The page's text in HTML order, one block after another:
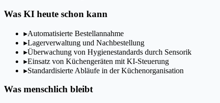
Was KI heute schon kann
▸Automatisierte Bestellannahme
▸Lagerverwaltung und Nachbestellung
▸Überwachung von Hygienestandards durch Sensorik
▸Einsatz von Küchengeräten mit KI-Steuerung
▸Standardisierte Abläufe in der Küchenorganisation
Was menschlich bleibt